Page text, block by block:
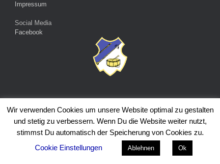
Impressum
Social Media
Facebook
© 2026 Tambourcorps Boffzen / Fürstenberg e.V. von 1949 - Alle
Rechte vorbehalten
Ein Theme von
Wir verwenden Cookies um unsere Website optimal zu gestalten
und stetig zu verbessern. Wenn Du die Website weiter nutzt,
stimmst Du automatisch der Speicherung von Cookies zu.
Cookie Einstellungen
Ablehnen Ok